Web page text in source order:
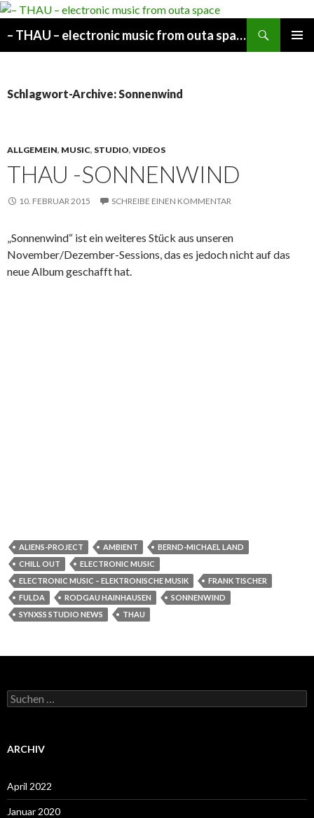
– THAU – electronic music from outa space
Schlagwort-Archive: Sonnenwind
ALLGEMEIN, MUSIC, STUDIO, VIDEOS
THAU -SONNENWIND
10. FEBRUAR 2015 SCHREIBE EINEN KOMMENTAR
„Sonnenwind“ ist ein weiteres Stück aus unseren
November/Dezember-Sessions, das es jedoch nicht auf das
neue Album geschafft hat.
ALIENS-PROJECT AMBIENT
BERND-MICHAEL LAND
CHILL OUT
ELECTRONIC MUSIC
ELECTRONIC MUSIC – ELEKTRONISCHE MUSIK
FRANK TISCHER
FULDA
RODGAU HAINHAUSEN
SONNENWIND
SYNXSS STUDIO NEWS
THAU
Suchen
nach:
ARCHIV
April 2022
Januar 2020